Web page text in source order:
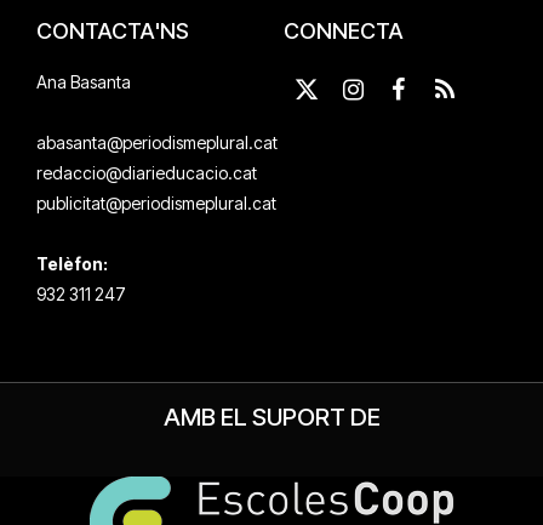
CONTACTA'NS
Ana Basanta
abasanta@periodismeplural.cat
redaccio@diarieducacio.cat
publicitat@periodismeplural.cat
Telèfon:
932 311 247
CONNECTA
X
InstagramFacebook
RSS
AMB EL SUPORT DE